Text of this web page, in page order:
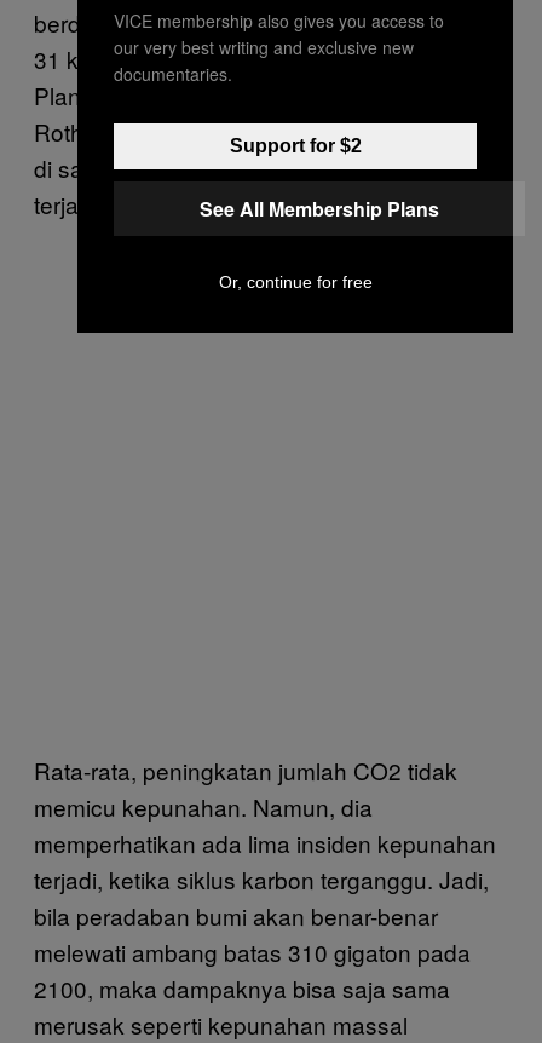
berdasarkan data geologis. Dia memantau
31 kali perubahan siklus karbon yang dialami
Planet Bumi selama 542 juta tahun terakhir.
Rothman lantas menghitung sebaran karbon
di samudra, tiap kali kepunahan massal
terjadi.
Rata-rata, peningkatan jumlah CO2 tidak
memicu kepunahan. Namun, dia
memperhatikan ada lima insiden kepunahan
terjadi, ketika siklus karbon terganggu. Jadi,
bila peradaban bumi akan benar-benar
melewati ambang batas 310 gigaton pada
2100, maka dampaknya bisa saja sama
merusak seperti kepunahan massal
VICE membership also gives you access to
our very best writing and exclusive new
documentaries.
Support for $2
See All Membership Plans
Or, continue for free